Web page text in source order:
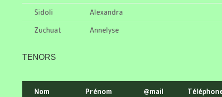
Sidoli
Alexandra
Zuchuat
Annelyse
TENORS
Nom Prénom @mail